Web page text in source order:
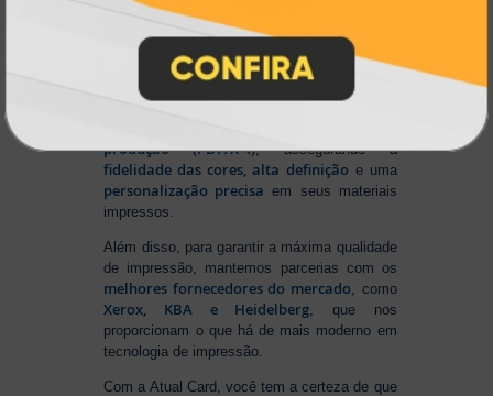
arquivos. Aproveite mais essa facilidade para
produzir seu material personalizado!
Para conseguir um resultado impecável,
contamos com um Sistema Automático de
Pré-Impressão
ajusta e otimiza seus
produção (PDF/X-4), assegurando a
fidelidade das cores, alta definição e uma
personalização precisa em seus materiais
impressos.
Além disso, para garantir a máxima qualidade
de impressão, mantemos parcerias com os
melhores fornecedores do mercado , como
Xerox, KBA e Heidelberg , que nos
proporcionam o que há de mais moderno em
tecnologia de impressão.
Com a Atual Card, você tem a certeza de que